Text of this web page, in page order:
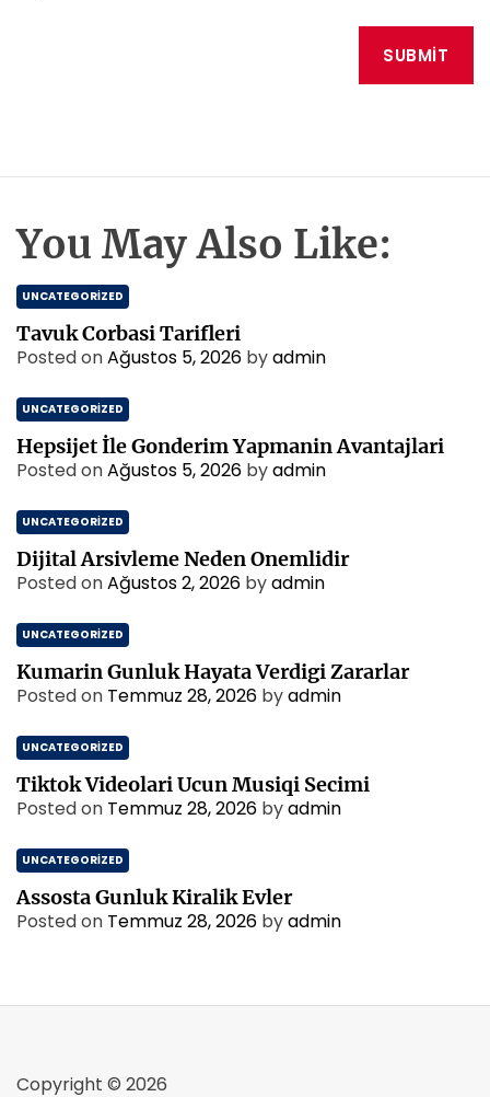
You May Also Like:
UNCATEGORIZED
Tavuk Corbasi Tarifleri
Posted onAğustos 5, 2026 byadmin
UNCATEGORIZED
Hepsijet İle Gonderim Yapmanin Avantajlari
Posted onAğustos 5, 2026 byadmin
UNCATEGORIZED
Dijital Arsivleme Neden Onemlidir
Posted onAğustos 2, 2026 byadmin
UNCATEGORIZED
Kumarin Gunluk Hayata Verdigi Zararlar
Posted on Temmuz 28, 2026 byadmin
UNCATEGORIZED
Tiktok Videolari Ucun Musiqi Secimi
Posted on Temmuz 28, 2026 byadmin
UNCATEGORIZED
Assosta Gunluk Kiralik Evler
Posted on Temmuz 28, 2026 byadmin
Copyright © 2026